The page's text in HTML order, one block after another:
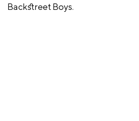
Backstreet Boys.